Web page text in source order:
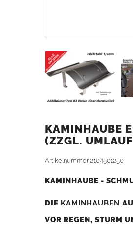
KAMINHAUBE
ZZGL.
Artikelnummer2104501250
KAMINHAUBE -
DIE KAMINHAUBEN
VOR REGEN, STURM